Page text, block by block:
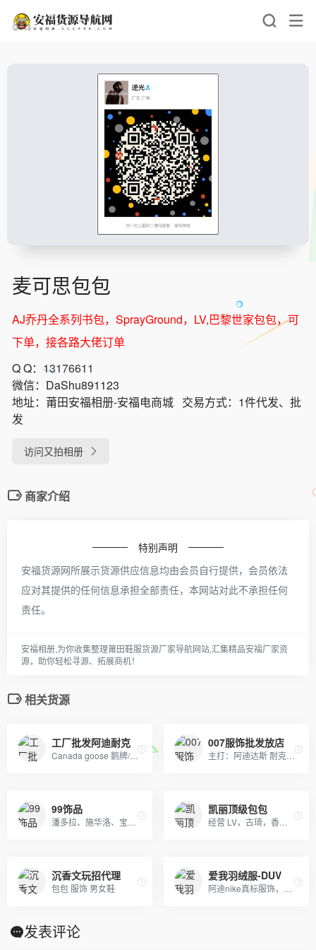
麦可思包包
AJ乔丹全系列书包，SprayGround，LV,巴黎世家包包，可
下单，接各路大佬订单
Q Q：13176611
微信： DaShu891123
地址： 莆田安福相册-安福电商城 交易方式： 1件代发、批
发
访问又拍相册
商家介绍
特别声明
安福货源网所展示货源供应信息均由会员自行提供，会员依法
应对其提供的任何信息承担全部责任，本网站对此不承担任何
责任。
安福相册,为你收集整理莆田鞋服货源厂家导航网站,汇集精品安福厂家资
源，助你轻松寻源、拓展商机！
相关货源
工厂批发阿迪耐克
Canada goose 鹅牌/ Moncler蒙口羽绒服 冠军 耐克 阿迪及其潮牌运动服
007服饰批发放店
99饰品 凯丽顶级包包
沉香文玩招代理
包包 服饰 男女鞋
爱我羽绒服-DUV
发表评论